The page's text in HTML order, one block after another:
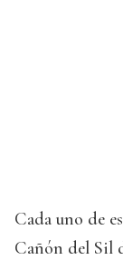
Cada uno de
Cañón del Sil